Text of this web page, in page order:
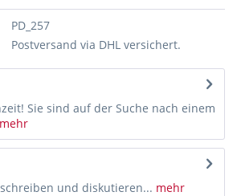
PD_257
Postversand via DHL versichert.
Sie sind auf der Suche nach einem
mehr
und diskutieren... mehr